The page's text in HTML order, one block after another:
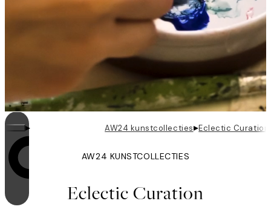
Looping is ingeschakeld
▸ AW24 kunstcollecties▸Eclectic Curation
AW24 KUNSTCOLLECTIES
Eclectic Curation